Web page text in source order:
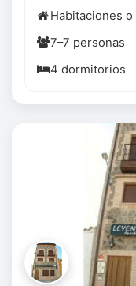
Habitaciones
7–7 personas
4 dormitorios